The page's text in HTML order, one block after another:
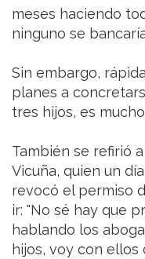
meses haciendo
ninguno se
Sin embargo,
planes a
tres hijos, es
También se refirió
Vicuña, quien un
revocó el permiso
ir: "No sé hay que
hablando los
hijos, voy con ellos